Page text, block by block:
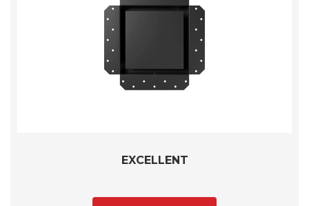
EXCELLENT